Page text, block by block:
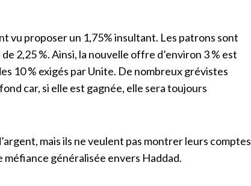
vu proposer un 1,75% insultant. Les patrons sont
2,25 %. Ainsi, la nouvelle offre d’environ 3 % est
10 % exigés par Unite. De nombreux grévistes
car, si elle est gagnée, elle sera toujours
mais ils ne veulent pas montrer leurs comptes
méfiance généralisée envers Haddad.